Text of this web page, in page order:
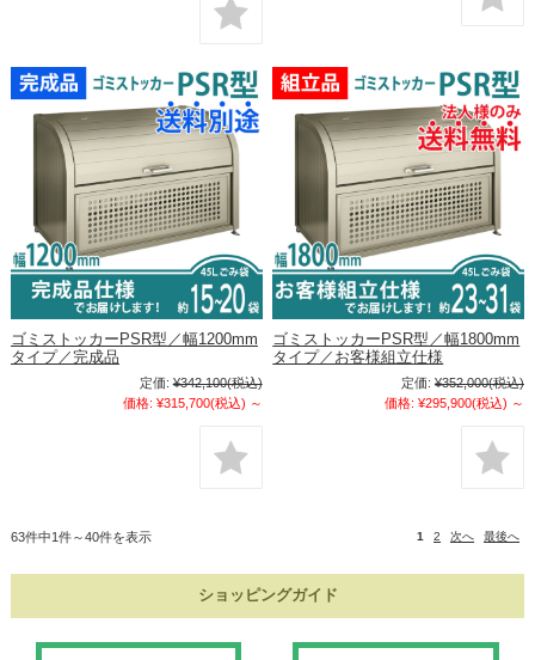
ゴミストッカーPSR型／幅1200mm
タイプ／完成品
定価: ¥342,100(税込)
価格: ¥315,700(税込) ～
ゴミストッカーPSR型／幅1800mm
タイプ／お客様組立仕様
定価: ¥352,000(税込)
価格: ¥295,900(税込) ～
63件中1件～40件を表示 1 2 次へ 最後へ
ショッピングガイド